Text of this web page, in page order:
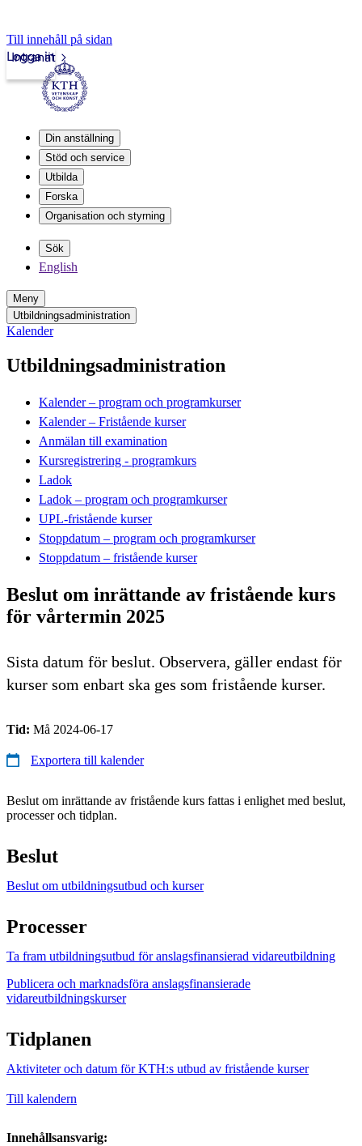
Till innehåll på sidan
Intranät
Logga in
Din anställning
Stöd och service
Utbilda
Forska
Organisation och styrning
Sök
English
Meny
Utbildningsadministration
Kalender
Utbildningsadministration
Kalender – program och programkurser
Kalender – Fristående kurser
Anmälan till examination
Kursregistrering - programkurs
Ladok
Ladok – program och programkurser
UPL-fristående kurser
Stoppdatum – program och programkurser
Stoppdatum – fristående kurser
Beslut om inrättande av fristående kurs
för vårtermin 2025
Sista datum för beslut. Observera, gäller endast för
kurser som enbart ska ges som fristående kurser.
Tid: Må 2024-06-17
Exportera till kalender
Beslut om inrättande av fristående kurs fattas i enlighet med beslut,
processer och tidplan.
Beslut
Beslut om utbildningsutbud och kurser
Processer
Ta fram utbildningsutbud för anslagsfinansierad vidareutbildning
Publicera och marknadsföra anslagsfinansierade
vidareutbildningskurser
Tidplanen
Aktiviteter och datum för KTH:s utbud av fristående kurser
Till kalendern
Innehållsansvarig: